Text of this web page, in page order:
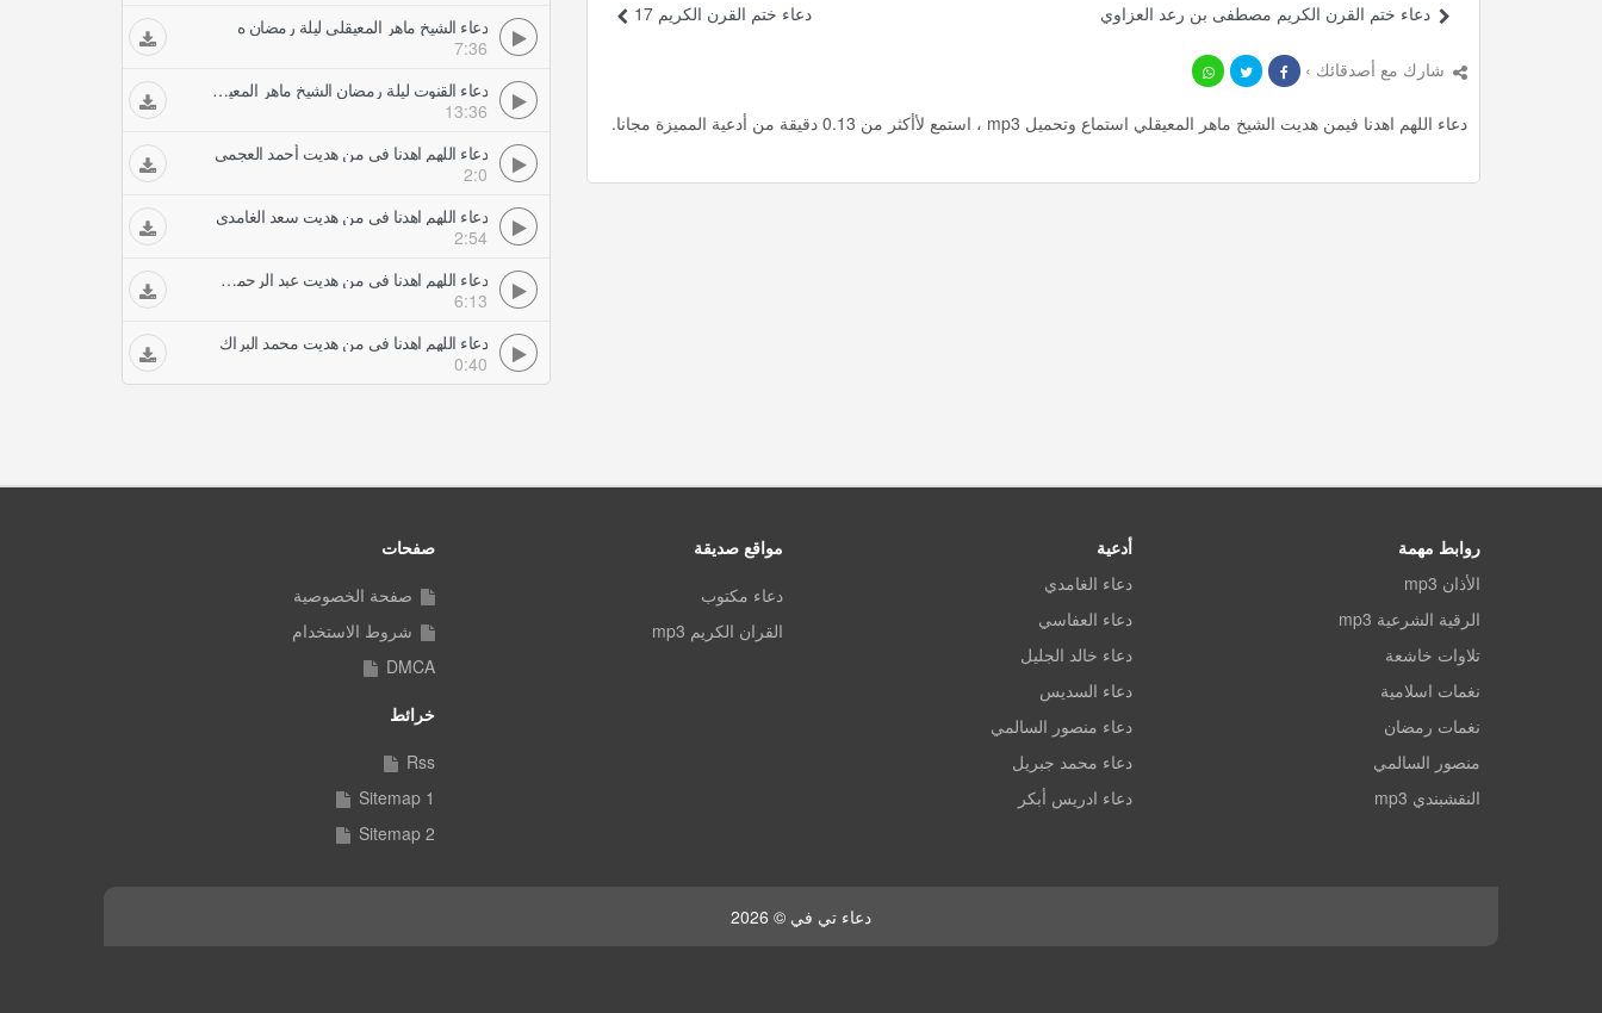
دعاء ختم القرن الكريم 17 دعاء ختم القرن الكريم مصطفى بن رعد العزاوي
شارك مع أصدقائك ›
دعاء اللهم اهدنا فيمن هديت الشيخ ماهر المعيقلي استماع وتحميل mp3 ، استمع لأأكثر من 0.13 دقيقة من أدعية المميزة مجانا.
دعاء الشيخ ماهر المعيقلي ليلة رمضان ه
7:36
دعاء القنوت ليلة رمضان الشيخ ماهر المعيقلي
13:36
دعاء اللهم اهدنا في من هديت أحمد العجمي
2:0
دعاء اللهم اهدنا في من هديت سعد الغامدي
2:54
دعاء اللهم اهدنا في من هديت عبد الرحمن السديس
6:13
دعاء اللهم اهدنا في من هديت محمد البراك
0:40
روابط مهمة
الأذان mp3
الرقية الشرعية mp3
تلاوات خاشعة
نغمات اسلامية
نغمات رمضان
منصور السالمي
النقشبندي mp3
أدعية
دعاء الغامدي
دعاء العفاسي
دعاء خالد الجليل
دعاء السديس
دعاء منصور السالمي
دعاء محمد جبريل
دعاء ادريس أبكر
مواقع صديقة
دعاء مكتوب
القران الكريم mp3
صفحات
صفحة الخصوصية
شروط الاستخدام
DMCA
خرائط
Rss
Sitemap 1
Sitemap 2
دعاء تي في © 2026